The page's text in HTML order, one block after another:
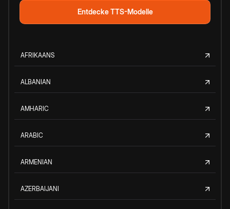
Entdecke TTS-Modelle
AFRIKAANS
ALBANIAN
AMHARIC
ARABIC
ARMENIAN
AZERBAIJANI